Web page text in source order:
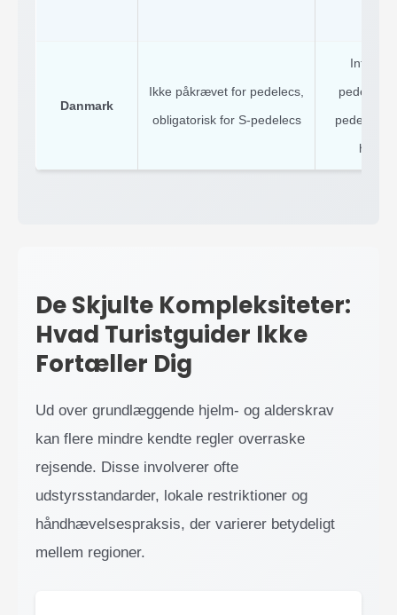
Danmark
Ikke påkrævet for pedelecs,
obligatorisk for S-pedelecs
Intet
pedelecs,
pedelecs
hvis
De Skjulte Kompleksiteter:
Hvad Turistguider Ikke
Fortæller Dig
Ud over grundlæggende hjelm- og alderskrav
kan flere mindre kendte regler overraske
rejsende. Disse involverer ofte
udstyrsstandarder, lokale restriktioner og
håndhævelsespraksis, der varierer betydeligt
mellem regioner.